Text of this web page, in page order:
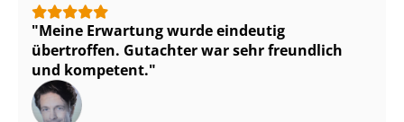
Meine Erwartung wurde eindeutig
übertroffen. Gutachter war sehr freundlich
und kompetent.